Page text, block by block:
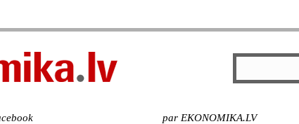
par EKONOMIKA.LV